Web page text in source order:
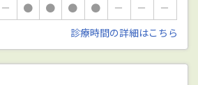
－ ● ● ● ● － －
－
診療時間の詳細はこちら